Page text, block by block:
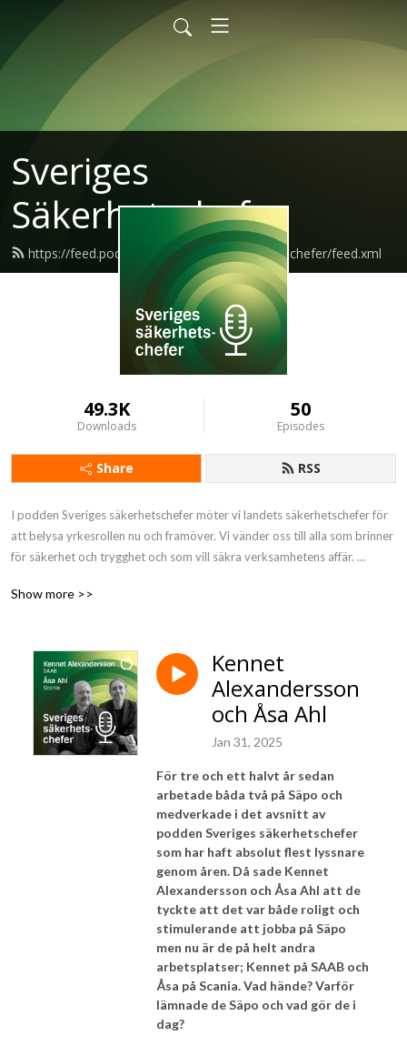
Sveriges
Säkerhetschefer
https://feed.podbean.com/sverigessakerhetschefer/feed.xml
49.3K
Downloads
50
Episodes
Share RSS
I podden Sveriges säkerhetschefer möter vi landets säkerhetschefer för
att belysa yrkesrollen nu och framöver. Vi vänder oss till alla som brinner
för säkerhet och trygghet och som vill säkra verksamhetens affär.
Säkerhet, Secnet och Qnet.
Show more >>
Kennet
Alexandersson
och Åsa Ahl
Jan 31, 2025
För tre och ett halvt år sedan
arbetade båda två på Säpo och
medverkade i det avsnitt av
podden Sveriges säkerhetschefer
som har haft absolut flest lyssnare
genom åren. Då sade Kennet
Alexandersson och Åsa Ahl att de
tyckte att det var både roligt och
stimulerande att jobba på Säpo
men nu är de på helt andra
arbetsplatser; Kennet på SAAB och
Åsa på Scania. Vad hände? Varför
lämnade de Säpo och vad gör de i
dag?